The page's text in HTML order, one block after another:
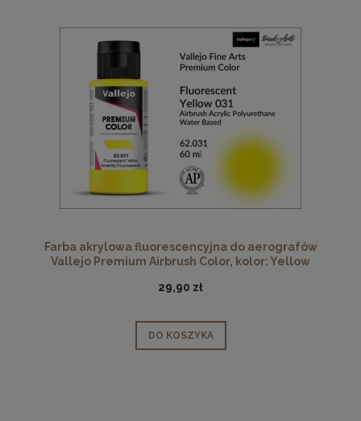
Farba akrylowa fluorescencyjna do aerografów
Vallejo Premium Airbrush Color, kolor: Yellow
29,90 zł
DO KOSZYKA